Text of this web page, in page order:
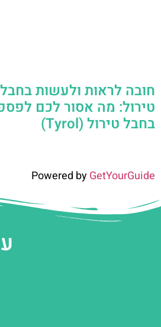
חובה לראות ולעשות בחבל
טירול: מה אסור לכם
בחבל טירול (Tyrol)
Powered byGetYourGuide